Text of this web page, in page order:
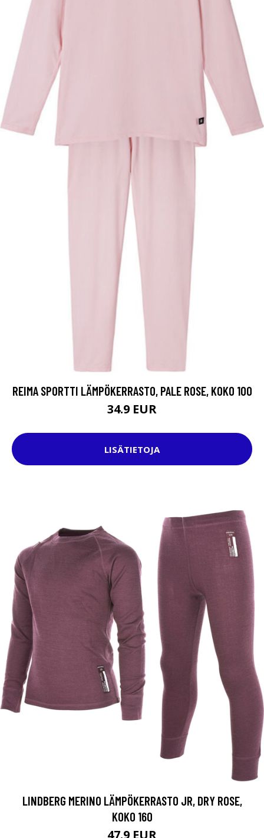
REIMA SPORTTI LÄMPÖKERRASTO, PALE ROSE, KOKO 100
34.9 EUR
LISÄTIETOJA
LINDBERG MERINO LÄMPÖKERRASTO JR, DRY ROSE,
KOKO 160